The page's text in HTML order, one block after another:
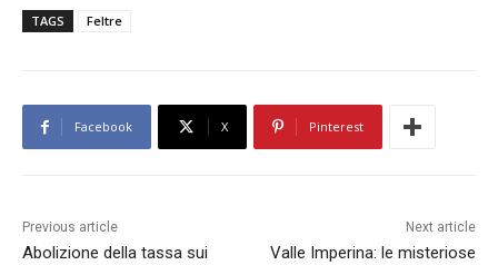
TAGS Feltre
Facebook X Pinterest
Previous article
Abolizione della tassa sui
Next article
Valle Imperina: le misteriose